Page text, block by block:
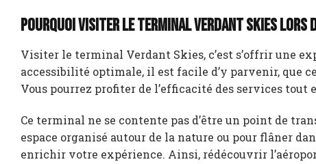
Pourquoi visiter le terminal Verdant Skies lors
Visiter le terminal Verdant Skies, c’est s’offrir une
accessibilité optimale, il est facile d’y parvenir, que
Vous pourrez profiter de l’efficacité des services
Ce terminal ne se contente pas d’être un point de
espace organisé autour de la nature ou pour flâner
enrichir votre expérience. Ainsi, rédécouvrir